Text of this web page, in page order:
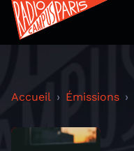
Accueil Émissions